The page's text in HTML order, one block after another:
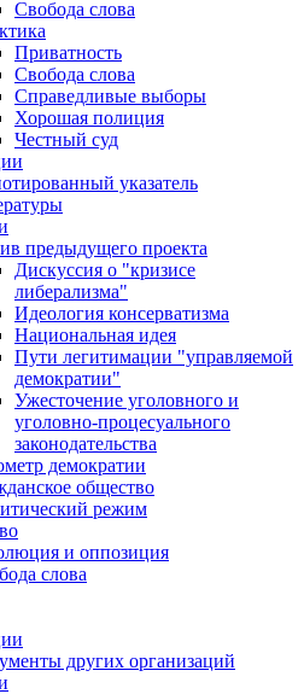
Свобода слова
Приватность
Свобода слова
Справедливые выборы
Хорошая полиция
Честный суд
указатель
предыдущего проекта
Дискуссия о "кризисе
либерализма"
Идеология консерватизма
Национальная идея
Пути легитимации "управляемой
демократии"
Ужесточение уголовного и
уголовно-процесуального
законодательства
демократии
общество
режим
и оппозиция
слова
других организаций